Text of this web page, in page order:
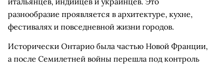
разнообразие проявляется в архитектуре, кухне,
фестивалях и повседневной жизни городов.
Исторически Онтарио была частью Новой Франции,
а после Семилетней войны перешла под контроль